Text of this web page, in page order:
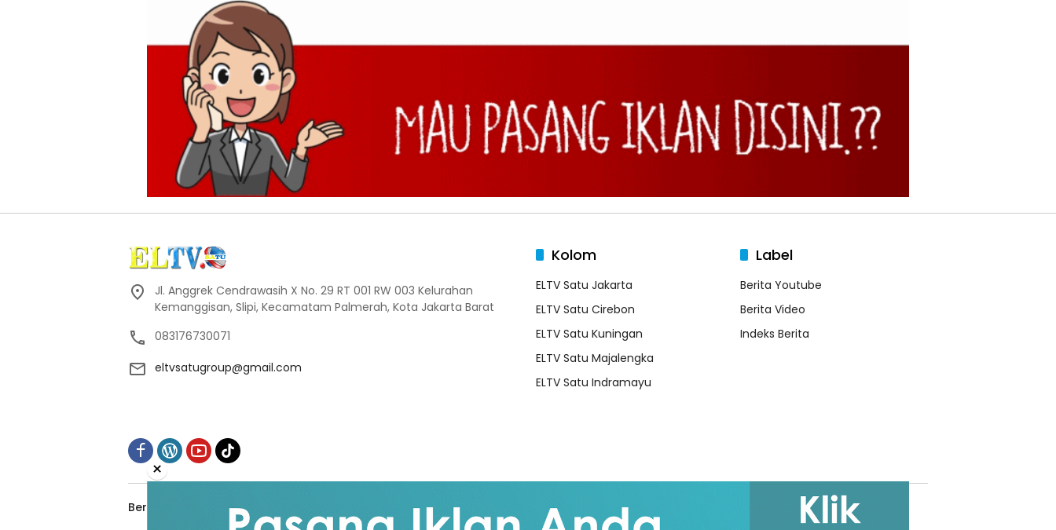
Jl. Anggrek Cendrawasih X No. 29 RT 001 RW 003 Kelurahan
Kemanggisan, Slipi, Kecamatam Palmerah, Kota Jakarta Barat
083176730071
eltvsatugroup@gmail.com
Kolom
ELTV Satu Jakarta
ELTV Satu Cirebon
ELTV Satu Kuningan
ELTV Satu Majalengka
ELTV Satu Indramayu
Label
Berita Youtube
Berita Video
Indeks Berita
Beranda Redaksi Disclaimer Pasang Iklan Kode Etik Jurnalistik
×